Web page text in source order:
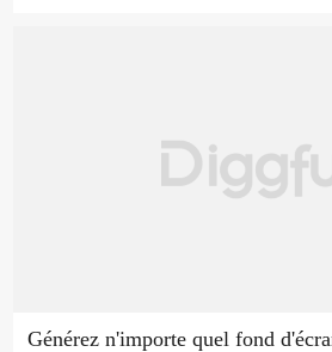
Générez n'importe quel fond